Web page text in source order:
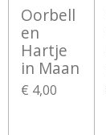
Oorbell
en
Hartje
in Maan
€ 4,00